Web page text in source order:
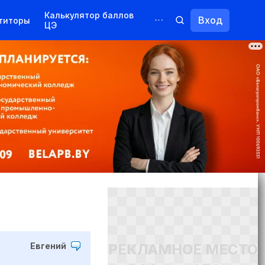
Калькулятор баллов
ЦЭ
Курсы
Переподготовка
Вход
Евгений РЕКЛАМНОЕ МЕСТО